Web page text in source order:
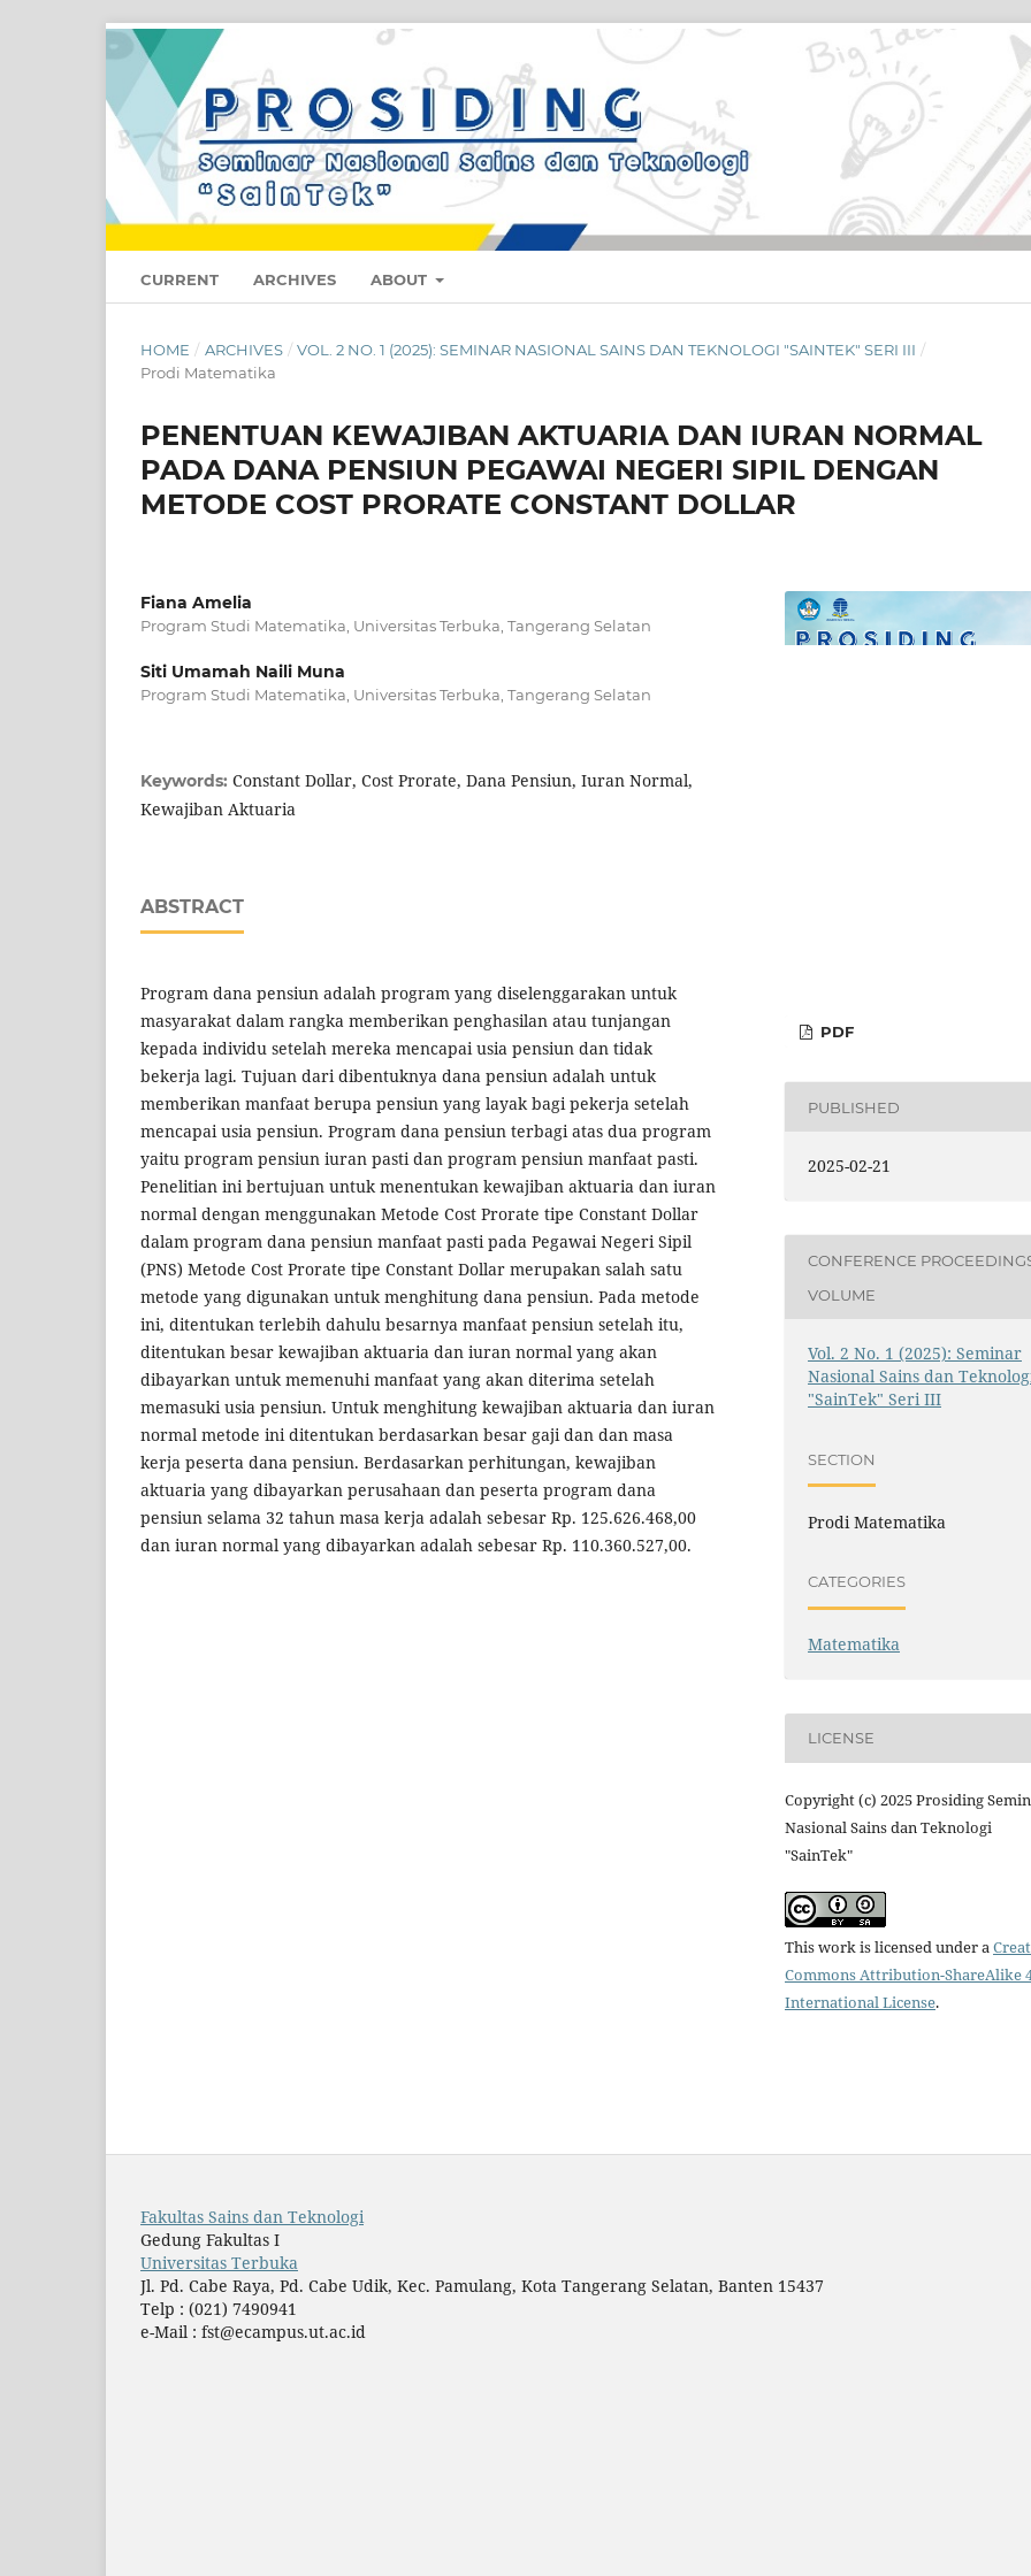
CURRENT ARCHIVES ABOUT
HOME / ARCHIVES / VOL. 2 NO. 1 (2025): SEMINAR NASIONAL SAINS DAN TEKNOLOGI "SAINTEK" SERI III /
Prodi Matematika
PENENTUAN KEWAJIBAN AKTUARIA DAN IURAN NORMAL
PADA DANA PENSIUN PEGAWAI NEGERI SIPIL DENGAN
METODE COST PRORATE CONSTANT DOLLAR
Fiana Amelia
Program Studi Matematika, Universitas Terbuka, Tangerang Selatan
Siti Umamah Naili Muna
Program Studi Matematika, Universitas Terbuka, Tangerang Selatan
Keywords: Constant Dollar, Cost Prorate, Dana Pensiun, Iuran Normal,
Kewajiban Aktuaria
ABSTRACT
Program dana pensiun adalah program yang diselenggarakan untuk
masyarakat dalam rangka memberikan penghasilan atau tunjangan
kepada individu setelah mereka mencapai usia pensiun dan tidak
bekerja lagi. Tujuan dari dibentuknya dana pensiun adalah untuk
memberikan manfaat berupa pensiun yang layak bagi pekerja setelah
mencapai usia pensiun. Program dana pensiun terbagi atas dua program
yaitu program pensiun iuran pasti dan program pensiun manfaat pasti.
Penelitian ini bertujuan untuk menentukan kewajiban aktuaria dan iuran
normal dengan menggunakan Metode Cost Prorate tipe Constant Dollar
dalam program dana pensiun manfaat pasti pada Pegawai Negeri Sipil
(PNS) Metode Cost Prorate tipe Constant Dollar merupakan salah satu
metode yang digunakan untuk menghitung dana pensiun. Pada metode
ini, ditentukan terlebih dahulu besarnya manfaat pensiun setelah itu,
ditentukan besar kewajiban aktuaria dan iuran normal yang akan
dibayarkan untuk memenuhi manfaat yang akan diterima setelah
memasuki usia pensiun. Untuk menghitung kewajiban aktuaria dan iuran
normal metode ini ditentukan berdasarkan besar gaji dan dan masa
kerja peserta dana pensiun. Berdasarkan perhitungan, kewajiban
aktuaria yang dibayarkan perusahaan dan peserta program dana
pensiun selama 32 tahun masa kerja adalah sebesar Rp. 125.626.468,00
dan iuran normal yang dibayarkan adalah sebesar Rp. 110.360.527,00.
PDF
PUBLISHED
2025-02-21
CONFERENCE
VOLUME
Vol. 2 No. 1 (2025): Seminar
Nasional Sains dan
"SainTek" Seri III
SECTION
Prodi Matematika
CATEGORIES
Matematika
LICENSE
Copyright (c) 2025 Prosiding
Nasional Sains dan Teknologi
"SainTek"
This work is licensed under a
Commons Attribution-ShareAlike
International License.
Fakultas Sains dan Teknologi
Gedung Fakultas I
Universitas Terbuka
Jl. Pd. Cabe Raya, Pd. Cabe Udik, Kec. Pamulang, Kota Tangerang Selatan, Banten 15437
Telp : (021) 7490941
e-Mail : fst@ecampus.ut.ac.id